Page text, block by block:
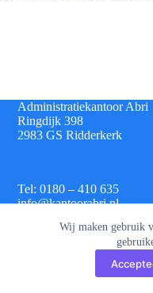
Wij maken gebruik
Administratiekantoor Abri
Ringdijk 398
2983 GS Ridderkerk
Tel: 0180 – 410 635
info@kantoorabri.nl
IBAN: NL 08 INGB 0693